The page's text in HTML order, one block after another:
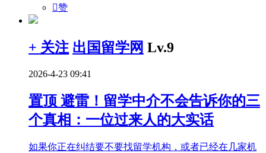
赞
+ 关注 出国留学网 Lv.9
2026-4-23 09:41
置顶 避雷！留学中介不会告诉你的三
个真相：一位过来人的大实话
如果你正在纠结要不要找留学机构，或者已经在几家机